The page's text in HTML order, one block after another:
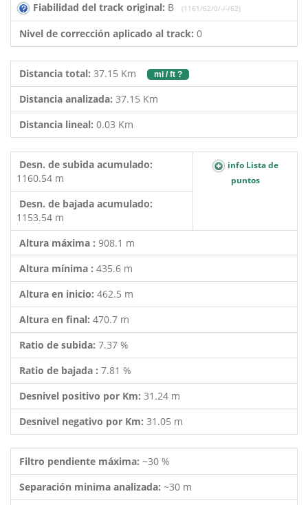
Fiabilidad del track original: B (1161/62/0/-/-/62)
Nivel de corrección aplicado al track: 0
Distancia total: 37.15 Km mi / ft ?
Distancia analizada: 37.15 Km
Distancia lineal: 0.03 Km
Desn. de subida acumulado:
1160.54 m
info Lista de
puntos
Desn. de bajada acumulado:
1153.54 m
Altura máxima : 908.1 m
Altura mínima : 435.6 m
Altura en inicio: 462.5 m
Altura en final: 470.7 m
Ratio de subida: 7.37 %
Ratio de bajada : 7.81 %
Desnivel positivo por Km: 31.24 m
Desnivel negativo por Km: 31.05 m
Filtro pendiente máxima: ~30 %
Separación minima analizada: ~30 m